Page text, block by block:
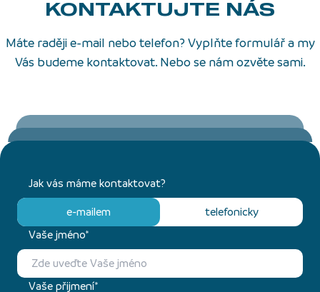
KONTAKTUJTE NÁS
Máte raději e-mail nebo telefon? Vyplňte formulář a my
Vás budeme kontaktovat. Nebo se nám ozvěte sami.
Jak vás máme kontaktovat?
e-mailem
telefonicky
Vaše jméno*
Vaše přijmení*